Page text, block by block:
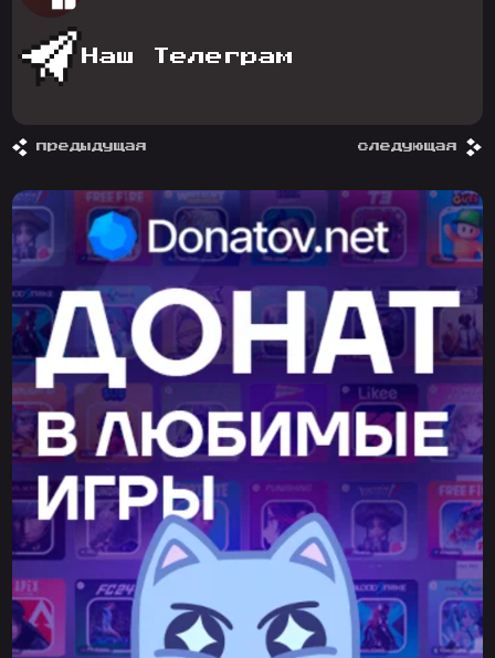
Наш Телеграм
предыдущая следующая